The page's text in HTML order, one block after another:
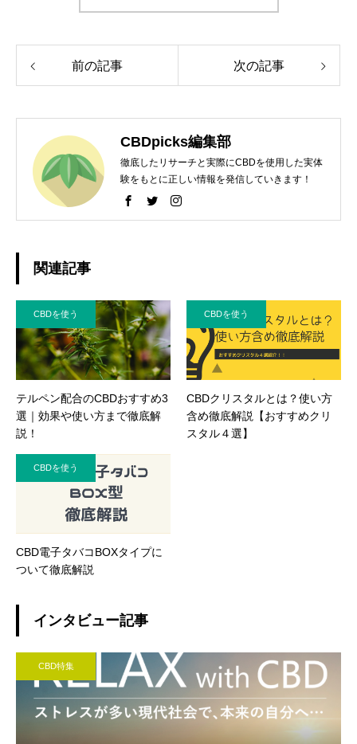
前の記事 次の記事
CBDpicks編集部
徹底したリサーチと実際にCBDを使用した実体
験をもとに正しい情報を発信していきます！
関連記事
CBDを使う
テルペン配合のCBDおすすめ3
選｜効果や使い方まで徹底解
説！
CBDを使う
CBDクリスタルとは？使い方
含め徹底解説【おすすめクリ
スタル４選】
CBDを使う
CBD電子タバコBOXタイプに
ついて徹底解説
インタビュー記事
CBD特集